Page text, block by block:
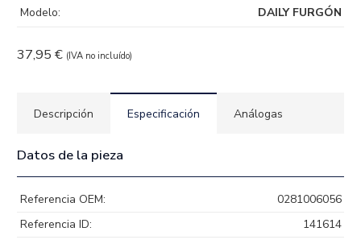
37,95 € (IVA no incluído)
Modelo:
DAILY FURGÓN
Descripción Especificación Análogas
Datos de la pieza
Referencia OEM:
0281006056
Referencia ID:
141614